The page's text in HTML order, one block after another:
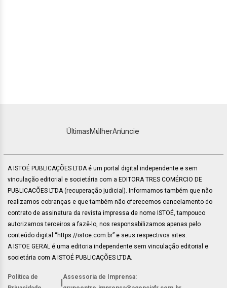
ÚltimasMulherAnuncie
A ISTOÉ PUBLICAÇÕES LTDA é um portal digital independente e sem
vinculação editorial e societária com a EDITORA TRES COMÉRCIO DE
PUBLICACÕES LTDA (recuperação judicial). Informamos também que não
realizamos cobranças e que também não oferecemos cancelamento do
contrato de assinatura da revista impressa de nome ISTOÉ, tampouco
autorizamos terceiros a fazê-lo, nos responsabilizamos apenas pelo
conteúdo digital “https://istoe.com.br” e seus respectivos sites.
A ISTOE GERAL é uma editoria independente sem vinculação editorial e
societária com A ISTOÉ PUBLICAÇÕES LTDA.
Política de
Assessoria de Imprensa: